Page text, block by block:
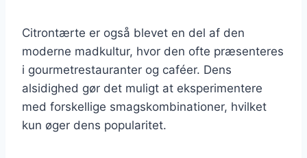
Citrontærte er også blevet en del af den
moderne madkultur, hvor den ofte præsenteres
i gourmetrestauranter og caféer. Dens
alsidighed gør det muligt at eksperimentere
med forskellige smagskombinationer, hvilket
kun øger dens popularitet.